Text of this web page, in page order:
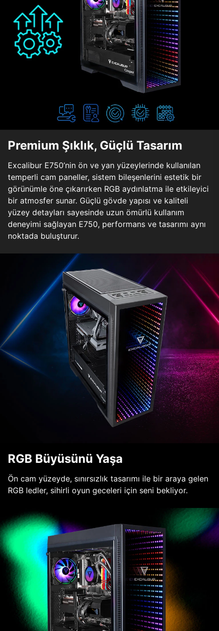
Premium Şıklık, Güçlü Tasarım
Excalibur E750’nin ön ve yan yüzeylerinde kullanılan
temperli cam paneller, sistem bileşenlerini estetik bir
görünümle öne çıkarırken RGB aydınlatma ile etkileyici
bir atmosfer sunar. Güçlü gövde yapısı ve kaliteli
yüzey detayları sayesinde uzun ömürlü kullanım
deneyimi sağlayan E750, performans ve tasarımı aynı
noktada buluşturur.
RGB Büyüsünü Yaşa
Ön cam yüzeyde, sınırsızlık tasarımı ile bir araya gelen
RGB ledler, sihirli oyun geceleri için seni bekliyor.